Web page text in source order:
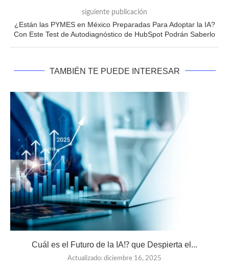
siguiente publicación
¿Están las PYMES en México Preparadas Para Adoptar la IA?
Con Este Test de Autodiagnóstico de HubSpot Podrán Saberlo
TAMBIÉN TE PUEDE INTERESAR
Cuál es el Futuro de la IA⁉️ que Despierta el...
Actualizado: diciembre 16, 2025